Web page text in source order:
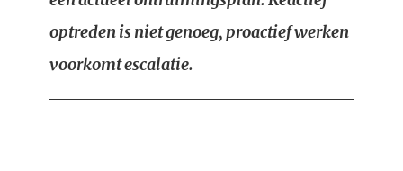
optreden is niet genoeg, proactief werken
voorkomt escalatie.